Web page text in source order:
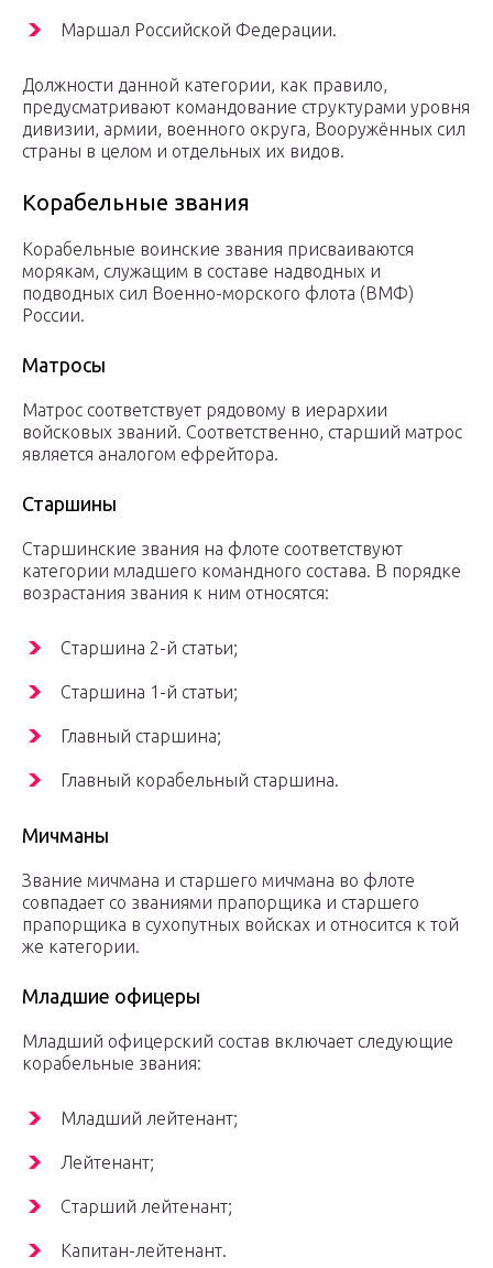
Маршал Российской Федерации.
Должности данной категории, как правило,
предусматривают командование структурами уровня
дивизии, армии, военного округа, Вооружённых сил
страны в целом и отдельных их видов.
Корабельные звания
Корабельные воинские звания присваиваются
морякам, служащим в составе надводных и
подводных сил Военно-морского флота (ВМФ)
России.
Матросы
Матрос соответствует рядовому в иерархии
войсковых званий. Соответственно, старший матрос
является аналогом ефрейтора.
Старшины
Старшинские звания на флоте соответствуют
категории младшего командного состава. В порядке
возрастания звания к ним относятся:
Старшина 2-й статьи;
Старшина 1-й статьи;
Главный старшина;
Главный корабельный старшина.
Мичманы
Звание мичмана и старшего мичмана во флоте
совпадает со званиями прапорщика и старшего
прапорщика в сухопутных войсках и относится к той
же категории.
Младшие офицеры
Младший офицерский состав включает следующие
корабельные звания:
Младший лейтенант;
Лейтенант;
Старший лейтенант;
Капитан-лейтенант.